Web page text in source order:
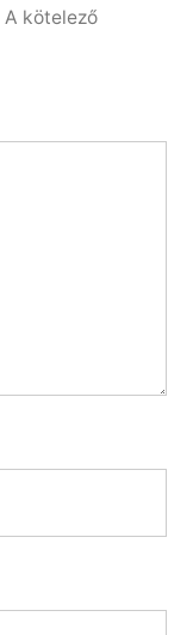
A kötelező